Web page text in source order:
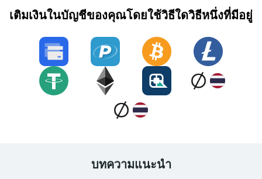
เติมเงินในบัญชีของคุณโดยใช้วิธีใดวิธีหนึ่งที่มีอยู่
บทความแนะนำ